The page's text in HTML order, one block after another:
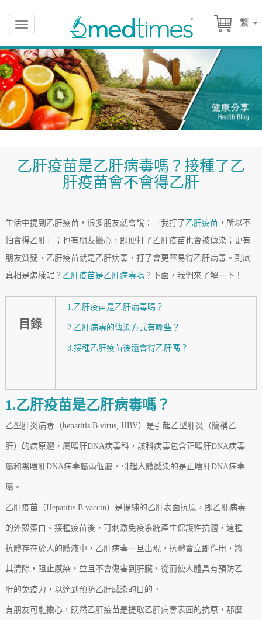
繁
Toggle
navigation
乙肝疫苗是乙肝病毒嗎？接種了乙
肝疫苗會不會得乙肝
生活中提到乙肝疫苗，很多朋友就會說：「我打了 乙肝疫苗，所以不
怕會得乙肝」；也有朋友擔心，即便打了乙肝疫苗也會被傳染；更有
朋友質疑，乙肝疫苗就是乙肝病毒，打了會更容易得乙肝病毒。到底
真相是怎樣呢？ 乙肝疫苗是乙肝病毒嗎？下面，我們來了解一下！
目錄
1.乙肝疫苗是乙肝病毒嗎？
2.乙肝病毒的傳染方式有哪些？
3.接種乙肝疫苗後還會得乙肝嗎？
1.乙肝疫苗是乙肝病毒嗎？
乙型肝炎病毒（hepatitis B virus, HBV）是引起乙型肝炎（簡稱乙
肝）的病原體，屬嗜肝DNA病毒科，該科病毒包含正嗜肝DNA病毒
屬和禽嗜肝DNA病毒屬兩個屬，引起人體感染的是正嗜肝DNA病毒
屬。
乙肝疫苗（Hepatitis B vaccin）是提純的乙肝表面抗原，即乙肝病毒
的外殼蛋白。接種疫苗後，可刺激免疫系統產生保護性抗體，這種
抗體存在於人的體液中，乙肝病毒一旦出現，抗體會立即作用，將
其清除，阻止感染，並且不會傷害到肝臟，從而使人體具有預防乙
肝的免疫力，以達到預防乙肝感染的目的。
有朋友可能擔心，既然乙肝疫苗是提取乙肝病毒表面的抗原，那麼